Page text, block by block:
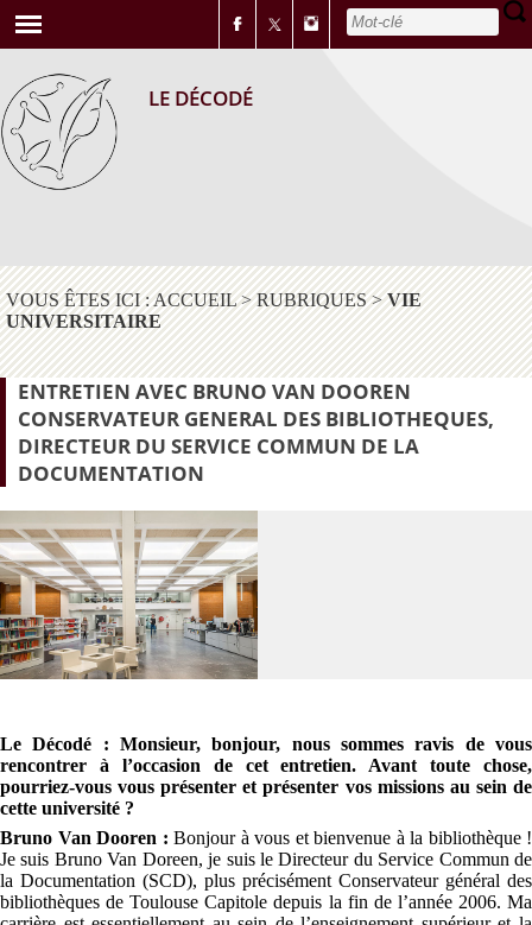
LE DÉCODÉ
VOUS ÊTES ICI :ACCUEIL>RUBRIQUES>VIE
UNIVERSITAIRE
ENTRETIEN AVEC BRUNO VAN DOOREN
CONSERVATEUR GENERAL DES BIBLIOTHEQUES,
DIRECTEUR DU SERVICE COMMUN DE LA
DOCUMENTATION
Le Décodé : Monsieur, bonjour, nous sommes ravis de vous
rencontrer à l’occasion de cet entretien. Avant toute chose,
pourriez-vous vous présenter et présenter vos missions au sein de
cette université ?
Bruno Van Dooren : Bonjour à vous et bienvenue à la bibliothèque !
Je suis Bruno Van Doreen, je suis le Directeur du Service Commun de
la Documentation (SCD), plus précisément Conservateur général des
bibliothèques de Toulouse Capitole depuis la fin de l’année 2006. Ma